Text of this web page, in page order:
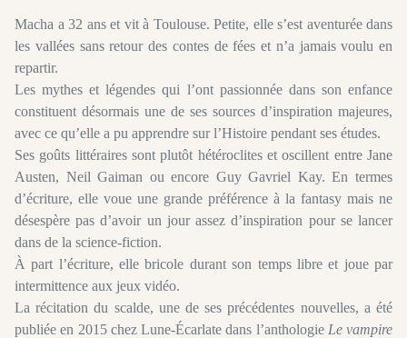
Macha a 32 ans et vit à Toulouse. Petite, elle s’est aventurée dans
les vallées sans retour des contes de fées et n’a jamais voulu en
repartir.
Les mythes et légendes qui l’ont passionnée dans son enfance
constituent désormais une de ses sources d’inspiration majeures,
avec ce qu’elle a pu apprendre sur l’Histoire pendant ses études.
Ses goûts littéraires sont plutôt hétéroclites et oscillent entre Jane
Austen, Neil Gaiman ou encore Guy Gavriel Kay. En termes
d’écriture, elle voue une grande préférence à la fantasy mais ne
désespère pas d’avoir un jour assez d’inspiration pour se lancer
dans de la science-fiction.
À part l’écriture, elle bricole durant son temps libre et joue par
intermittence aux jeux vidéo.
La récitation du scalde, une de ses précédentes nouvelles, a été
publiée en 2015 chez Lune-Écarlate dans l’anthologie Le vampire